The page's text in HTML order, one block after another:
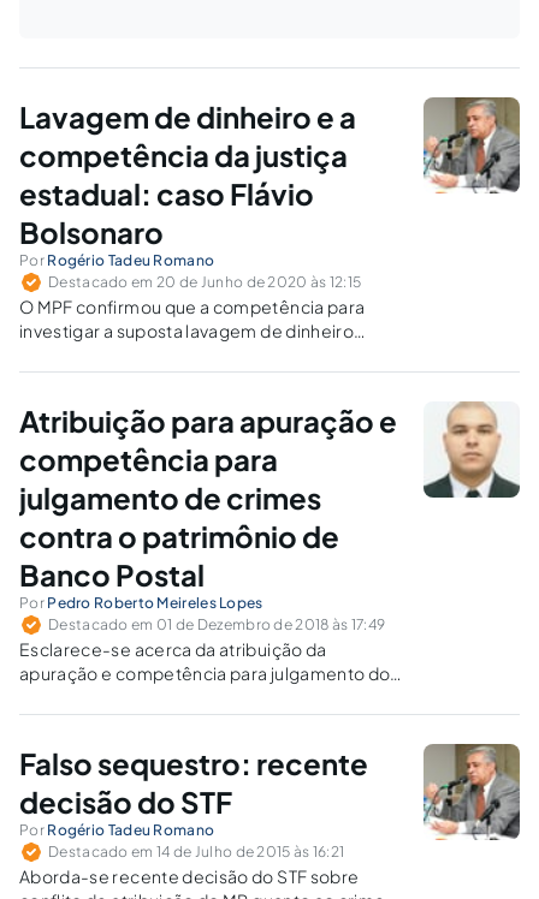
Lavagem de dinheiro e a
competência da justiça
estadual: caso Flávio
Bolsonaro
Por Rogério Tadeu Romano
Destacado em 20 de Junho de 2020 às 12:15
O MPF confirmou que a competência para
investigar a suposta lavagem de dinheiro
transações imobiliárias, é do MP estadual do
Atribuição para apuração e
competência para
julgamento de crimes
contra o patrimônio de
Banco Postal
Por Pedro Roberto Meireles Lopes
Destacado em 01 de Dezembro de 2018 às 17:49
Esclarece-se acerca da atribuição da
apuração e competência para julgamento dos
Banco Postal, levando-se em conta a
Correios.
Falso sequestro: recente
decisão do STF
Por Rogério Tadeu Romano
Destacado em 14 de Julho de 2015 às 16:21
Aborda-se recente decisão do STF sobre